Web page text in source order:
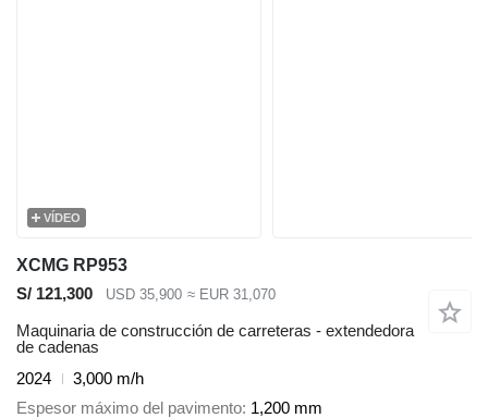
VÍDEO
XCMG RP953
S/ 121,300
USD 35,900 ≈ EUR 31,070
Maquinaria de construcción de carreteras - extendedora
de cadenas
2024
3,000 m/h
Espesor máximo del pavimento 1,200 mm